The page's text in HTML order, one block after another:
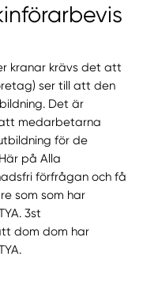
kranar krävs det att
ser till att den
Det är
medarbetarna
för de
på Alla
förfrågan och få
som som har
3st
dom dom har